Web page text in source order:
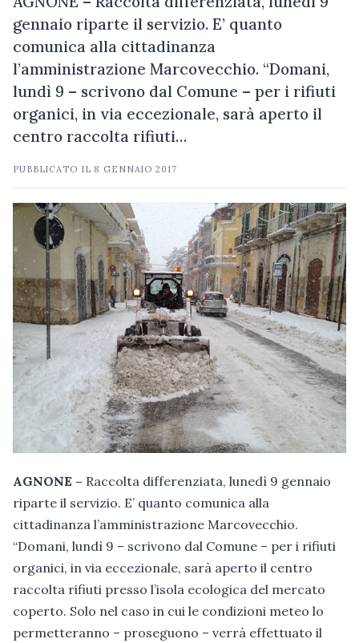
gennaio riparte il servizio. E’ quanto
comunica alla cittadinanza
l’amministrazione Marcovecchio. “Domani,
lundì 9 – scrivono dal Comune – per i rifiuti
organici, in via eccezionale, sarà aperto il
centro raccolta rifiuti…
PUBBLICATO IL 8 GENNAIO 2017
AGNONE – Raccolta differenziata, lunedì 9 gennaio
riparte il servizio. E’ quanto comunica alla
cittadinanza l’amministrazione Marcovecchio.
“Domani, lundì 9 – scrivono dal Comune – per i rifiuti
organici, in via eccezionale, sarà aperto il centro
raccolta rifiuti presso l’isola ecologica del mercato
coperto. Solo nel caso in cui le condizioni meteo lo
permetteranno – proseguono – verrà effettuato il